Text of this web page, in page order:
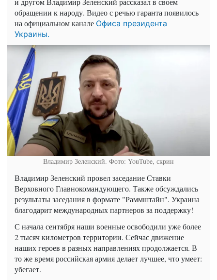
обращении к народу. Видео с речью гаранта появилось
на официальном канале Офиса президента
Украины.
Владимир Зеленский. Фото: YouTube, скрин
Владимир Зеленский провел заседание Ставки
Верховного Главнокомандующего. Также обсуждались
результаты заседания в формате "Раммштайн". Украина
благодарит международных партнеров за поддержку!
С начала сентября наши военные освободили уже более
2 тысяч километров территории. Сейчас движение
наших героев в разных направлениях продолжается. В
то же время российская армия делает лучшее, что умеет:
убегает.